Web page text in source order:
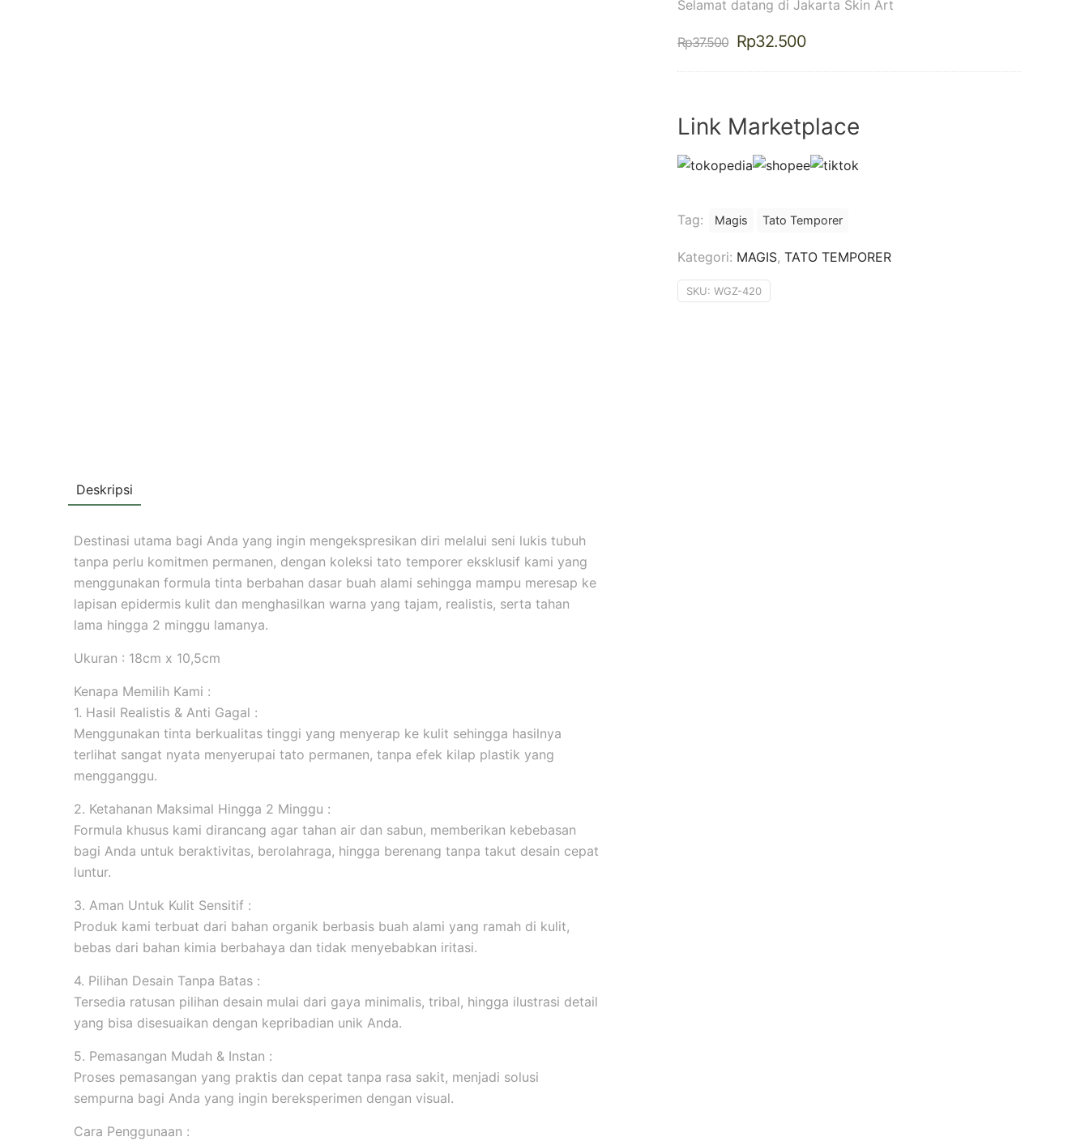
Deskripsi
Destinasi utama bagi Anda yang ingin mengekspresikan diri melalui seni lukis tubuh
tanpa perlu komitmen permanen, dengan koleksi tato temporer eksklusif kami yang
menggunakan formula tinta berbahan dasar buah alami sehingga mampu meresap ke
lapisan epidermis kulit dan menghasilkan warna yang tajam, realistis, serta tahan
lama hingga 2 minggu lamanya.
Ukuran : 18cm x 10,5cm
Kenapa Memilih Kami :
1. Hasil Realistis & Anti Gagal :
Menggunakan tinta berkualitas tinggi yang menyerap ke kulit sehingga hasilnya
terlihat sangat nyata menyerupai tato permanen, tanpa efek kilap plastik yang
mengganggu.
2. Ketahanan Maksimal Hingga 2 Minggu :
Formula khusus kami dirancang agar tahan air dan sabun, memberikan kebebasan
bagi Anda untuk beraktivitas, berolahraga, hingga berenang tanpa takut desain cepat
luntur.
3. Aman Untuk Kulit Sensitif :
Produk kami terbuat dari bahan organik berbasis buah alami yang ramah di kulit,
bebas dari bahan kimia berbahaya dan tidak menyebabkan iritasi.
4. Pilihan Desain Tanpa Batas :
Tersedia ratusan pilihan desain mulai dari gaya minimalis, tribal, hingga ilustrasi detail
yang bisa disesuaikan dengan kepribadian unik Anda.
5. Pemasangan Mudah & Instan :
Proses pemasangan yang praktis dan cepat tanpa rasa sakit, menjadi solusi
sempurna bagi Anda yang ingin bereksperimen dengan visual.
Cara Penggunaan :
Selamat datang di Jakarta Skin Art
Rp37.500 Harga
Rp32.500Harga
Rp32.500.
Link Marketplace
Tag: Magis Tato Temporer
Kategori: MAGIS, TATO TEMPORER
SKU: WGZ-420